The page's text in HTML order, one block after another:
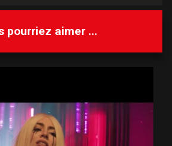
pourriez aimer ...